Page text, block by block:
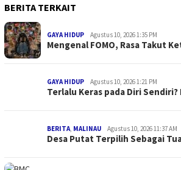
BERITA TERKAIT
GAYA HIDUP Agustus 10, 2026 1:35 PM
Mengenal FOMO, Rasa Takut
GAYA HIDUP Agustus 10, 2026 1:21 PM
Terlalu Keras pada Diri
BERITA MALINAU Agustus 10, 2026 11:37 AM
Desa Putat Terpilih Sebagai